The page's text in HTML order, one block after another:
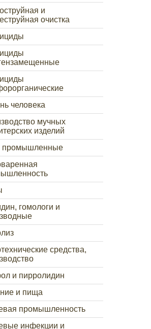
и
очистка
человека
мучных
изделий
промышленные
гомологи и
средства,
и пирролидин
и пища
промышленность
инфекции и